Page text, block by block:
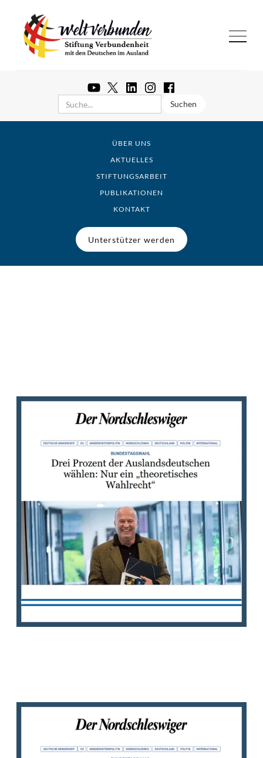
ÜBER UNS
AKTUELLES
STIFTUNGSARBEIT
PUBLIKATIONEN
KONTAKT
Unterstützer werden